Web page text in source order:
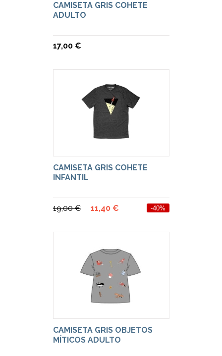
CAMISETA GRIS COHETE
ADULTO
17,00 €
CAMISETA GRIS COHETE
INFANTIL
19,00 € 11,40 € -40%
CAMISETA GRIS OBJETOS
MÍTICOS ADULTO